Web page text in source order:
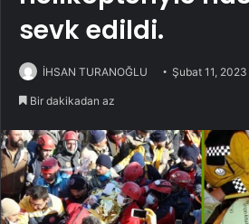
sevk edildi.
İHSAN TURANOĞLU Şubat 11, 2023
Bir dakikadan az